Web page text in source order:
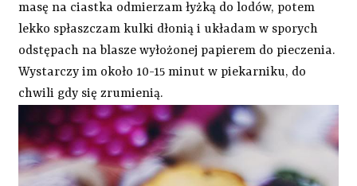
masę na ciastka odmierzam łyżką do lodów, potem
lekko spłaszczam kulki dłonią i układam w sporych
odstępach na blasze wyłożonej papierem do pieczenia.
Wystarczy im około 10-15 minut w piekarniku, do
chwili gdy się zrumienią.